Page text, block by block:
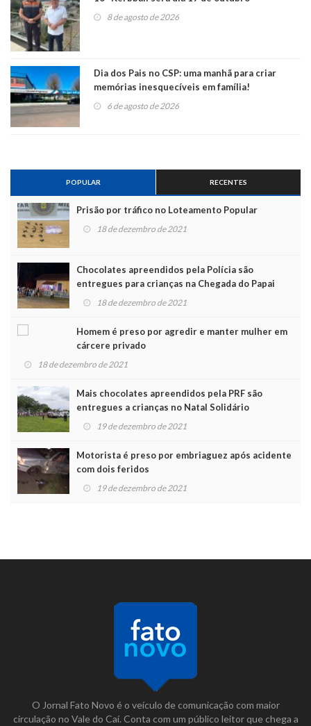
8 de agosto de 2026
Dia dos Pais no CSP: uma manhã para criar
memórias inesquecíveis em família!
6 de agosto de 2026
POPULAR RECENTES
Prisão por tráfico no Loteamento Popular
18 de dezembro de 2021
Chocolates apreendidos pela Polícia são
entregues para crianças na Chegada do Papai
Noel 18 de dezembro de 2021
Homem é preso por agredir e manter mulher em
cárcere privado
18 de dezembro de 2021
Mais chocolates apreendidos pela PRF são
entregues a crianças no Natal Solidário
19 de dezembro de 2021
Motorista é preso por embriaguez após acidente
com dois feridos
19 de dezembro de 2021
O Jornal Fato Novo é o veículo de comunicação com maior
circulação no Vale do Caí. Conta com um público leitor que chega a